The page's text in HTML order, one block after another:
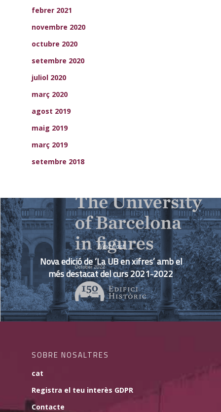
febrer 2021
novembre 2020
octubre 2020
setembre 2020
juliol 2020
març 2020
agost 2019
maig 2019
març 2019
setembre 2018
Next Post
Nova edició de ‘La UB en xifres’ amb el
més destacat del curs 2021-2022
SOBRE NOSALTRES
cat
Registra el teu interès GDPR
Contacte